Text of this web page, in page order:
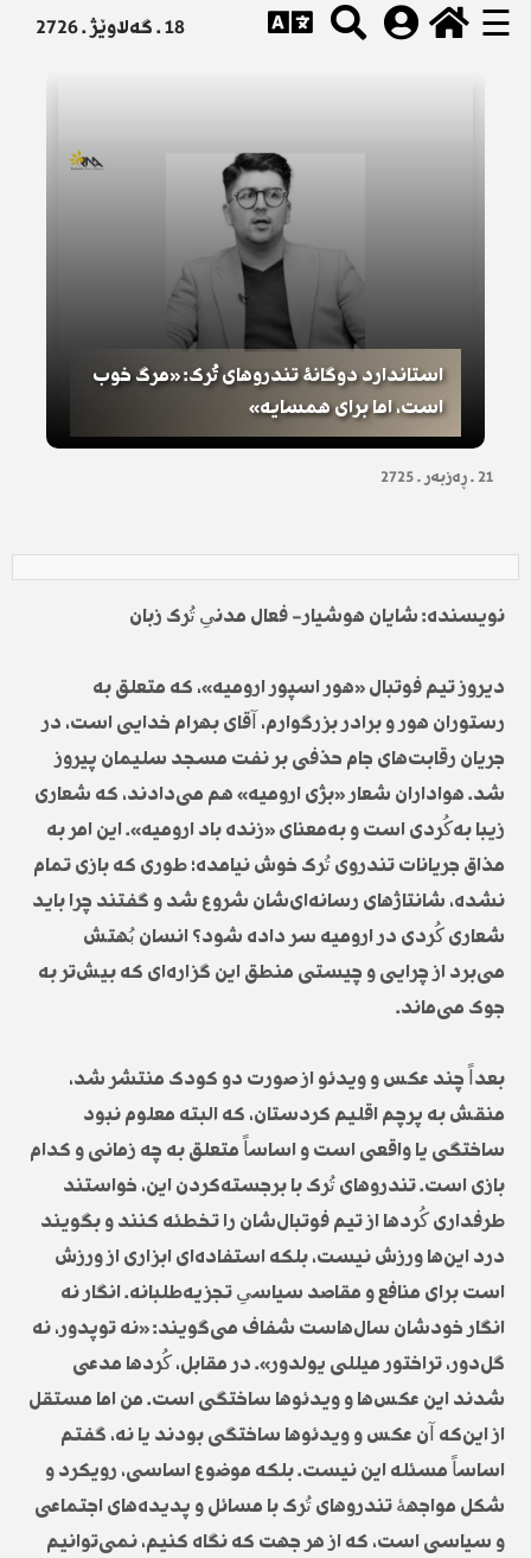
☰ 18 . گەلاوێژ . 2726
استاندارد دوگانۀ تندروهای تُرک: «مرگ خوب
است، اما برای همسایه»
21 . ڕەزبەر . 2725
نویسندە: شایان هوشیار- فعال مدنیِ تُرک زبان
دیروز تیم فوتبال «هور اسپور ارومیه»، که متعلق به
رستوران هور و برادر بزرگوارم، آقای بهرام خدایی است، در
جریان رقابت‌های جام حذفی بر نفت مسجد سلیمان پیروز
شد. هواداران شعار «بژی ارومیه» هم می‌دادند، که شعاری
زیبا به‌کُردی است و به‌معنای «زنده باد ارومیه». این امر به
مذاق جریانات تندروی تُرک خوش نیامده؛ طوری که بازی تمام
نشده، شانتاژهای رسانه‌ای‌شان شروع شد و گفتند چرا باید
شعاری کُردی در ارومیه سر داده شود؟ انسان بُهتش
می‌برد از چرایی و چیستی منطق این گزاره‌ای که بیش‌تر به
جوک می‌ماند.
بعداً چند عکس و ویدئو از صورت دو کودک منتشر شد،
منقش به پرچم اقلیم کردستان، که البته معلوم نبود
ساختگی یا واقعی است و اساساً متعلق به چه زمانی و کدام
بازی است. تندروهای تُرک با برجسته‌کردن این، خواستند
طرفداری کُردها از تیم فوتبال‌شان را تخطئه کنند و بگویند
درد این‌ها ورزش نیست، بلکه استفاده‌ای ابزاری از ورزش
است برای منافع و مقاصد سیاسیِ تجزیه‌طلبانه. انگار نه
انگار خودشان سال‌هاست شفاف می‌گویند: «نه توپدور، نه
گل‌دور، تراختور میللی یولدور». در مقابل، کُردها مدعی
شدند این عکس‌ها و ویدئوها ساختگی است. من اما مستقل
از این‌که آن عکس و ویدئوها ساختگی بودند یا نه، گفتم
اساساً مسئله این نیست. بلکه موضوع اساسی، رویکرد و
شکل مواجهۀ تندروهای تُرک با مسائل و پدیده‌های اجتماعی
و سیاسی است، که از هر جهت که نگاه کنیم، نمی‌توانیم